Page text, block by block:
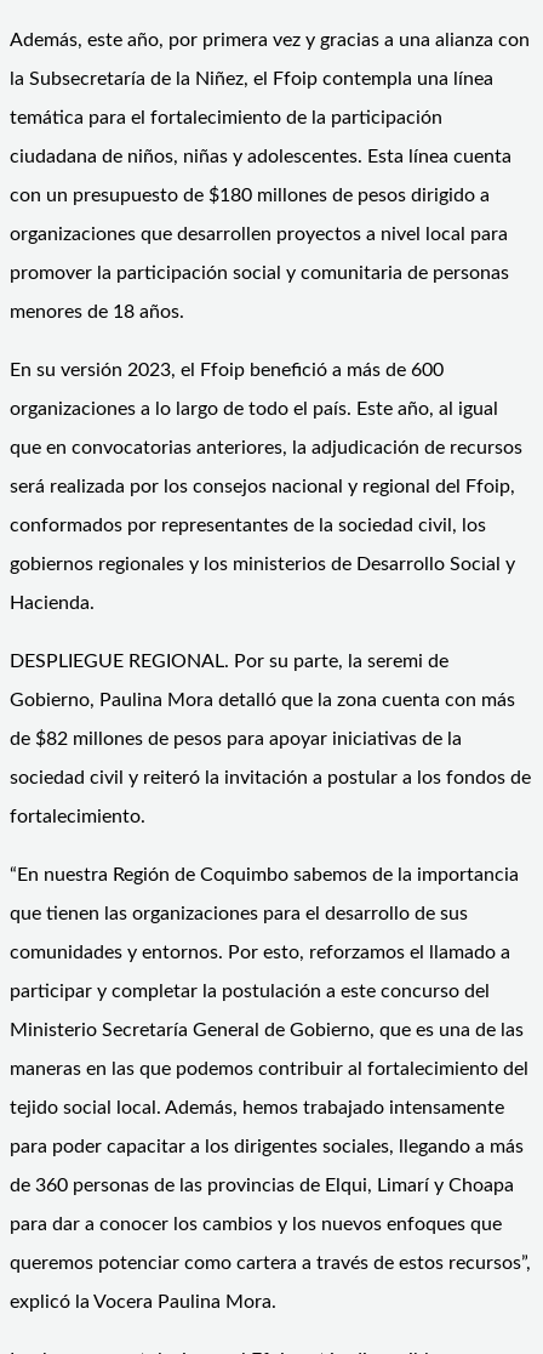
Además, este año, por primera vez y gracias a una alianza con
la Subsecretaría de la Niñez, el Ffoip contempla una línea
temática para el fortalecimiento de la participación
ciudadana de niños, niñas y adolescentes. Esta línea cuenta
con un presupuesto de $180 millones de pesos dirigido a
organizaciones que desarrollen proyectos a nivel local para
promover la participación social y comunitaria de personas
menores de 18 años.
En su versión 2023, el Ffoip benefició a más de 600
organizaciones a lo largo de todo el país. Este año, al igual
que en convocatorias anteriores, la adjudicación de recursos
será realizada por los consejos nacional y regional del Ffoip,
conformados por representantes de la sociedad civil, los
gobiernos regionales y los ministerios de Desarrollo Social y
Hacienda.
DESPLIEGUE REGIONAL. Por su parte, la seremi de
Gobierno, Paulina Mora detalló que la zona cuenta con más
de $82 millones de pesos para apoyar iniciativas de la
sociedad civil y reiteró la invitación a postular a los fondos de
fortalecimiento.
“En nuestra Región de Coquimbo sabemos de la importancia
que tienen las organizaciones para el desarrollo de sus
comunidades y entornos. Por esto, reforzamos el llamado a
participar y completar la postulación a este concurso del
Ministerio Secretaría General de Gobierno, que es una de las
maneras en las que podemos contribuir al fortalecimiento del
tejido social local. Además, hemos trabajado intensamente
para poder capacitar a los dirigentes sociales, llegando a más
de 360 personas de las provincias de Elqui, Limarí y Choapa
para dar a conocer los cambios y los nuevos enfoques que
queremos potenciar como cartera a través de estos recursos”,
explicó la Vocera Paulina Mora.